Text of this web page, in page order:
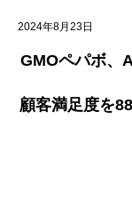
2024年8月23日
GMOペパボ、
顧客満足度を